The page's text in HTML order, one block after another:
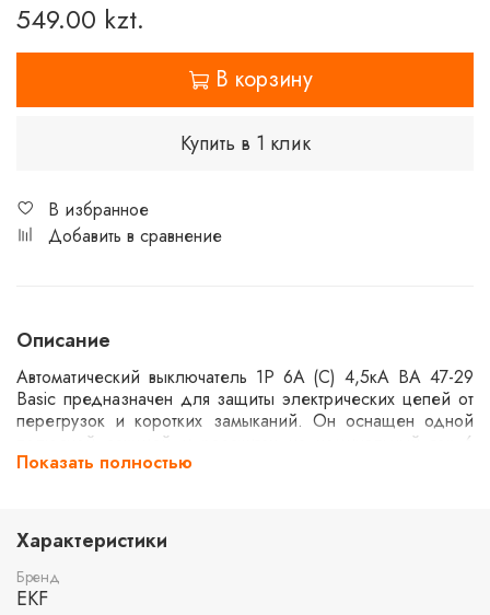
549.00 kzt.
В корзину
Купить в 1 клик
В избранное
Добавить в сравнение
Описание
Автоматический выключатель 1P 6А (C) 4,5кА ВА 47-29
Basic предназначен для защиты электрических цепей от
перегрузок и коротких замыканий. Он оснащен одной
полюсной секцией и рассчитан на номинальный ток 6
ампер. Характеристика C указывает на среднюю
Применяется в бытовых и коммерческих электрических
системах.
Показать полностью
Характеристики
Бренд
EKF